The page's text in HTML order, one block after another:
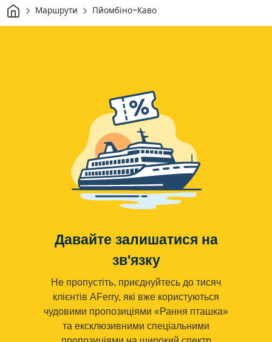
Дім Маршрути Пйомбіно-Каво
Давайте залишатися на
зв'язку
Не пропустіть, приєднуйтесь до тисяч
клієнтів AFerry, які вже користуються
чудовими пропозиціями «Рання пташка»
та ексклюзивними спеціальними